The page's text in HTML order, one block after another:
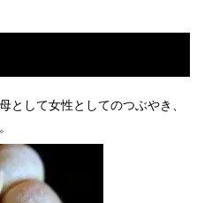
として女性としてのつぶやき、